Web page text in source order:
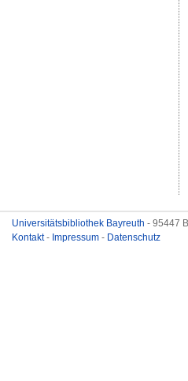
Universitätsbibliothek Bayreuth - 95447
Kontakt- Impressum - Datenschutz